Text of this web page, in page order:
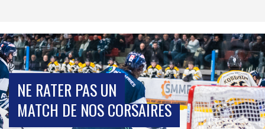
NE RATER PAS UN
MATCH DE NOS CORSAIRES